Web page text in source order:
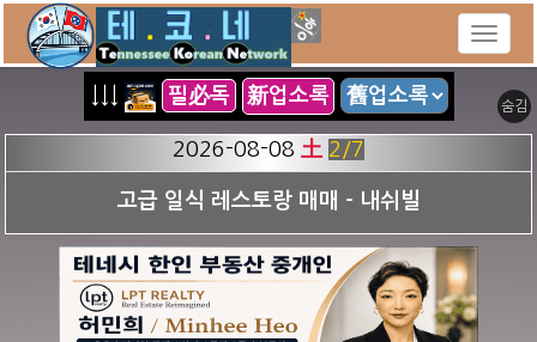
숨김
필必독 新업소록
2026-08-08 土 3 /7
혜선 Jay Kim Realtor - TN